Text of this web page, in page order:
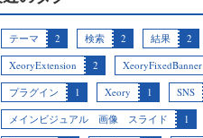
テーマ 2 検索 2 結果
2
XeoryExtension
2 XeoryFixedBanner
プラグイン
1 Xeory 1 SNS
メインビジュアル 画像 スライド
1